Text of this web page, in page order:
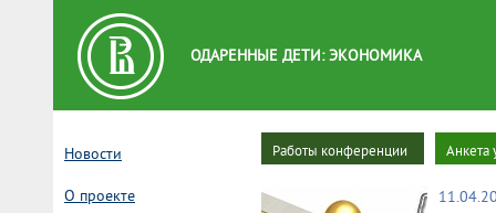
ОДАРЕННЫЕ ДЕТИ: ЭКОНОМИКА
Новости
О проекте
Работы конференции Анкета